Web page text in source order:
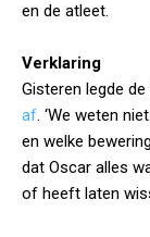
en de atleet.
Verklaring
Gisteren legde
af. ‘We weten
en welke
dat Oscar alles
of heeft laten